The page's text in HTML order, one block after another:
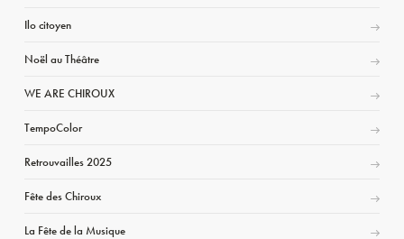
Ilo citoyen
Noël au Théâtre
WE ARE CHIROUX
TempoColor
Retrouvailles 2025
Fête des Chiroux
La Fête de la Musique